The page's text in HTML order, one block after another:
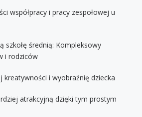
współpracy i pracy zespołowej u
szkołę średnią: Kompleksowy
i rodziców
kreatywności i wyobraźnię dziecka
atrakcyjną dzięki tym prostym